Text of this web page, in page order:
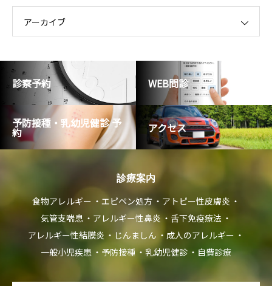
ー
アーカイブ
診察予約 WEB問診
予防接種・乳幼児健診 予
約 アクセス
診療案内
食物アレルギー エピペン処方
アトピー性皮膚炎
気管支喘息
アレルギー性鼻炎
舌下免疫療法
アレルギー性結膜炎
じんましん
成人のアレルギー
一般小児疾患
予防接種 乳幼児健診 自費診療